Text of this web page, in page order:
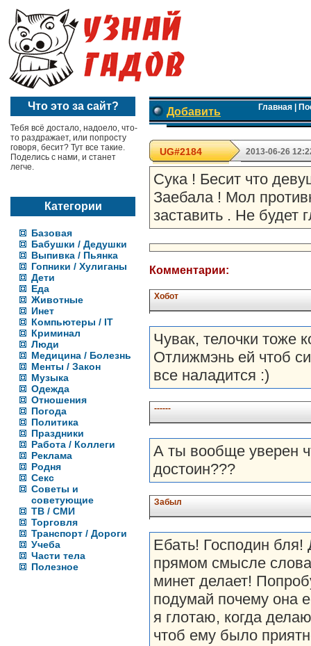
Что это за сайт?
Тебя всё достало, надоело, что-
то раздражает, или попросту
говоря, бесит? Тут все такие.
Поделись с нами, и станет
легче.
Категории
Базовая
Бабушки / Дедушки
Выпивка / Пьянка
Гопники / Хулиганы
Дети
Еда
Животные
Инет
Компьютеры / IT
Криминал
Люди
Медицина / Болезнь
Менты / Закон
Музыка
Одежда
Отношения
Погода
Политика
Праздники
Работа / Коллеги
Реклама
Родня
Секс
Советы и
советующие
ТВ / СМИ
Торговля
Транспорт / Дороги
Учеба
Части тела
Полезное
Добавить Главная|
UG#2184 2013-06-26
Сука ! Бесит что
Заебала ! Мол
заставить . Не будет
Комментарии:
Хобот
Чувак, телочки тоже
Отлижмэнь ей чтоб
все наладится :)
------
А ты вообще уверен
достоин???
Забыл
Ебать! Господин
прямом смысле
минет делает!
подумай почему она
я глотаю, когда
чтоб ему было